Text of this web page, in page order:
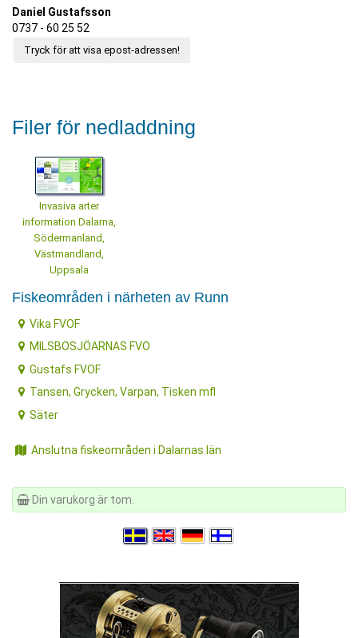
Daniel Gustafsson
0737 - 60 25 52
Tryck för att visa epost-adressen!
Filer för nedladdning
Invasiva arter
information Dalarna,
Södermanland,
Västmandland,
Uppsala
Fiskeområden i närheten av Runn
Vika FVOF
MILSBOSJÖARNAS FVO
Gustafs FVOF
Tansen, Grycken, Varpan, Tisken mfl
Säter
Anslutna fiskeområden i Dalarnas län
Din varukorg är tom.